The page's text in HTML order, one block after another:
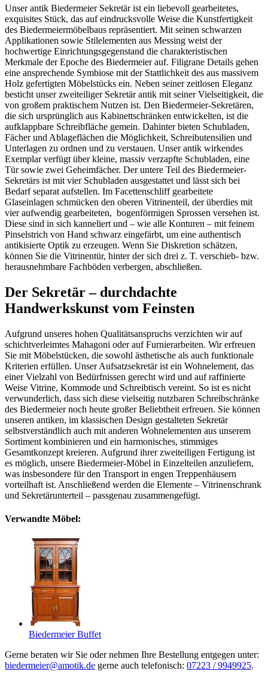
Unser antik Biedermeier Sekretär ist ein liebevoll gearbeitetes,
exquisites Stück, das auf eindrucksvolle Weise die Kunstfertigkeit
des Biedermeiermöbelbaus repräsentiert. Mit seinen schwarzen
Applikationen sowie Stilelementen aus Messing weist der
hochwertige Einrichtungsgegenstand die charakteristischen
Merkmale der Epoche des Biedermeier auf. Filigrane Details gehen
eine ansprechende Symbiose mit der Stattlichkeit des aus massivem
Holz gefertigten Möbelstücks ein. Neben seiner zeitlosen Eleganz
besticht unser zweiteiliger Sekretär antik mit seiner Vielseitigkeit, die
von großem praktischem Nutzen ist. Den Biedermeier-Sekretären,
die sich ursprünglich aus Kabinettschränken entwickelten, ist die
aufklappbare Schreibfläche gemein. Dahinter bieten Schubladen,
Fächer und Ablageflächen die Möglichkeit, Schreibutensilien und
Unterlagen zu ordnen und zu verstauen. Unser antik wirkendes
Exemplar verfügt über kleine, massiv verzapfte Schubladen, eine
Tür sowie zwei Geheimfächer. Der untere Teil des Biedermeier-
Sekretärs ist mit vier Schubladen ausgestattet und lässt sich bei
Bedarf separat aufstellen. Im Facettenschliff gearbeitete
Glaseinlagen schmücken den oberen Vitrinenteil, der überdies mit
vier aufwendig gearbeiteten, bogenförmigen Sprossen versehen ist.
Diese sind in sich kanneliert und – wie alle Konturen – mit feinem
Pinselstrich von Hand schwarz eingefärbt, um eine authentisch
antikisierte Optik zu erzeugen. Wenn Sie Diskretion schätzen,
können Sie die Vitrinentür, hinter der sich drei z. T. verschieb- bzw.
herausnehmbare Fachböden verbergen, abschließen.
Der Sekretär – durchdachte
Handwerkskunst vom Feinsten
Aufgrund unseres hohen Qualitätsanspruchs verzichten wir auf
schichtverleimtes Mahagoni oder auf Furnierarbeiten. Wir erfreuen
Sie mit Möbelstücken, die sowohl ästhetische als auch funktionale
Kriterien erfüllen. Unser Aufsatzsekretär ist ein Wohnelement, das
einer Vielzahl von Bedürfnissen gerecht wird und auf raffinierte
Weise Vitrine, Kommode und Schreibtisch vereint. So ist es nicht
verwunderlich, dass sich diese vielseitig nutzbaren Schreibschränke
des Biedermeier noch heute großer Beliebtheit erfreuen. Sie können
unseren antiken, im klassischen Design gestalteten Sekretär
selbstverständlich auch mit anderen Wohnelementen aus unserem
Sortiment kombinieren und ein harmonisches, stimmiges
Gesamtkonzept kreieren. Aufgrund ihrer zweiteiligen Fertigung ist
es möglich, unsere Biedermeier-Möbel in Einzelteilen anzuliefern,
was insbesondere für den Transport in engen Treppenhäusern
vorteilhaft ist. Anschließend werden die Elemente – Vitrinenschrank
und Sekretärunterteil – passgenau zusammengefügt.
Verwandte Möbel:
Biedermeier Buffet
Gerne beraten wir Sie oder nehmen Ihre Bestellung entgegen unter:
biedermeier@amotik.de gerne auch telefonisch: 07223 / 9949925.